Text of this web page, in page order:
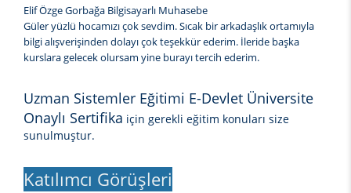
Elif Özge Gorbağa Bilgisayarlı Muhasebe
Güler yüzlü hocamızı çok sevdim. Sıcak bir arkadaşlık ortamıyla
bilgi alışverişinden dolayı çok teşekkür ederim. İleride başka
kurslara gelecek olursam yine burayı tercih ederim.
Uzman Sistemler Eğitimi E-Devlet Üniversite
Onaylı Sertifika için gerekli eğitim konuları size
sunulmuştur.
Katılımcı Görüşleri